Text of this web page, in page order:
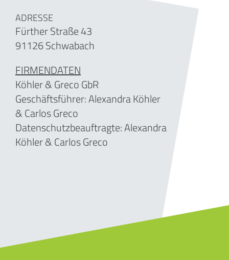
ADRESSE
Fürther Straße 43
91126 Schwabach
FIRMENDATEN
Köhler & Greco GbR
Geschäftsführer: Alexandra Köhler
& Carlos Greco
Datenschutzbeauftragte: Alexandra
Köhler & Carlos Greco